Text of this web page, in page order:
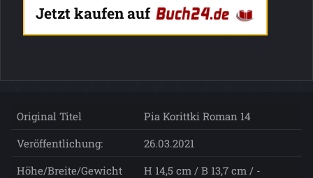
Jetzt kaufen auf
Original Titel
Pia Korittki Roman 14
Veröffentlichung:
26.03.2021
Höhe/Breite/Gewicht
H 14,5 cm / B 13,7 cm / -